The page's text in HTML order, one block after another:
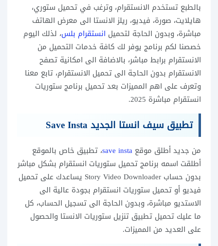
بالطبع تستخدم الانستقرام، وترغب في تحميل ستوري،
هايلايت، صورة، فيديو، ريلز الانستا الى معرض الهاتف
مباشرة، وبدون الحاجة لتحميل انستقرام بلس، لذلك اليوم
خصصنا لكم برنامج يوفر لك كافة خدمات التحميل من
الانستقرام برابط مباشر، بالاضافة الى امكانية تصفح
الانستقرام بدون الحاجة الى تحميل الانستقرام، تابع معنا
وتعرف على اهم المميزات بعد تحميل برنامج ستوريات
انستقرام مباشرة 2025.
تطبيق سيف انستا الجديد Save Insta
من جديد أطلق موقع save insta، تطبيق خاص بالموقع
أطلقت اسمه برنامج تحميل ستوريات انستقرام بشكل مباشر
بدون حساب Story Video Downloader يساعدك على تحميل
فيديو أو تحميل ستوريات انستقرام بجودة عالية الى
الاستديو مباشرة، وبدون الحاجة الى تسجيل الحساب، كل
ما عليك تحميل تطبيق تنزيل ستوريات الانستا والحصول
على العديد من المميزات.